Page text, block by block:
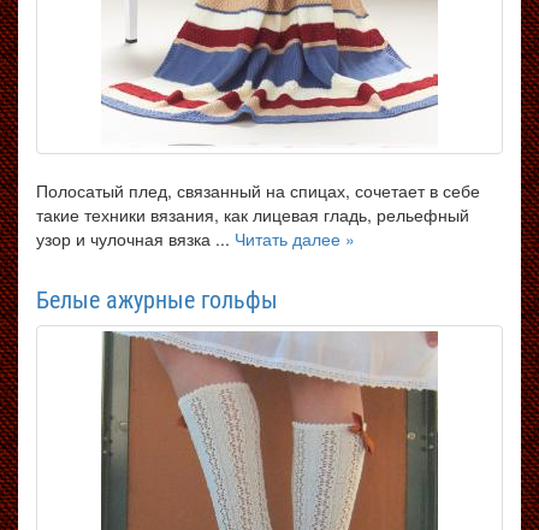
Полосатый плед, связанный на спицах, сочетает в себе
такие техники вязания, как лицевая гладь, рельефный
узор и чулочная вязка ... Читать далее »
Белые ажурные гольфы